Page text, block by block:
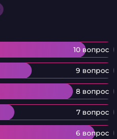
10 вопрос
9 вопрос
8 вопрос
7 вопрос
6 вопрос